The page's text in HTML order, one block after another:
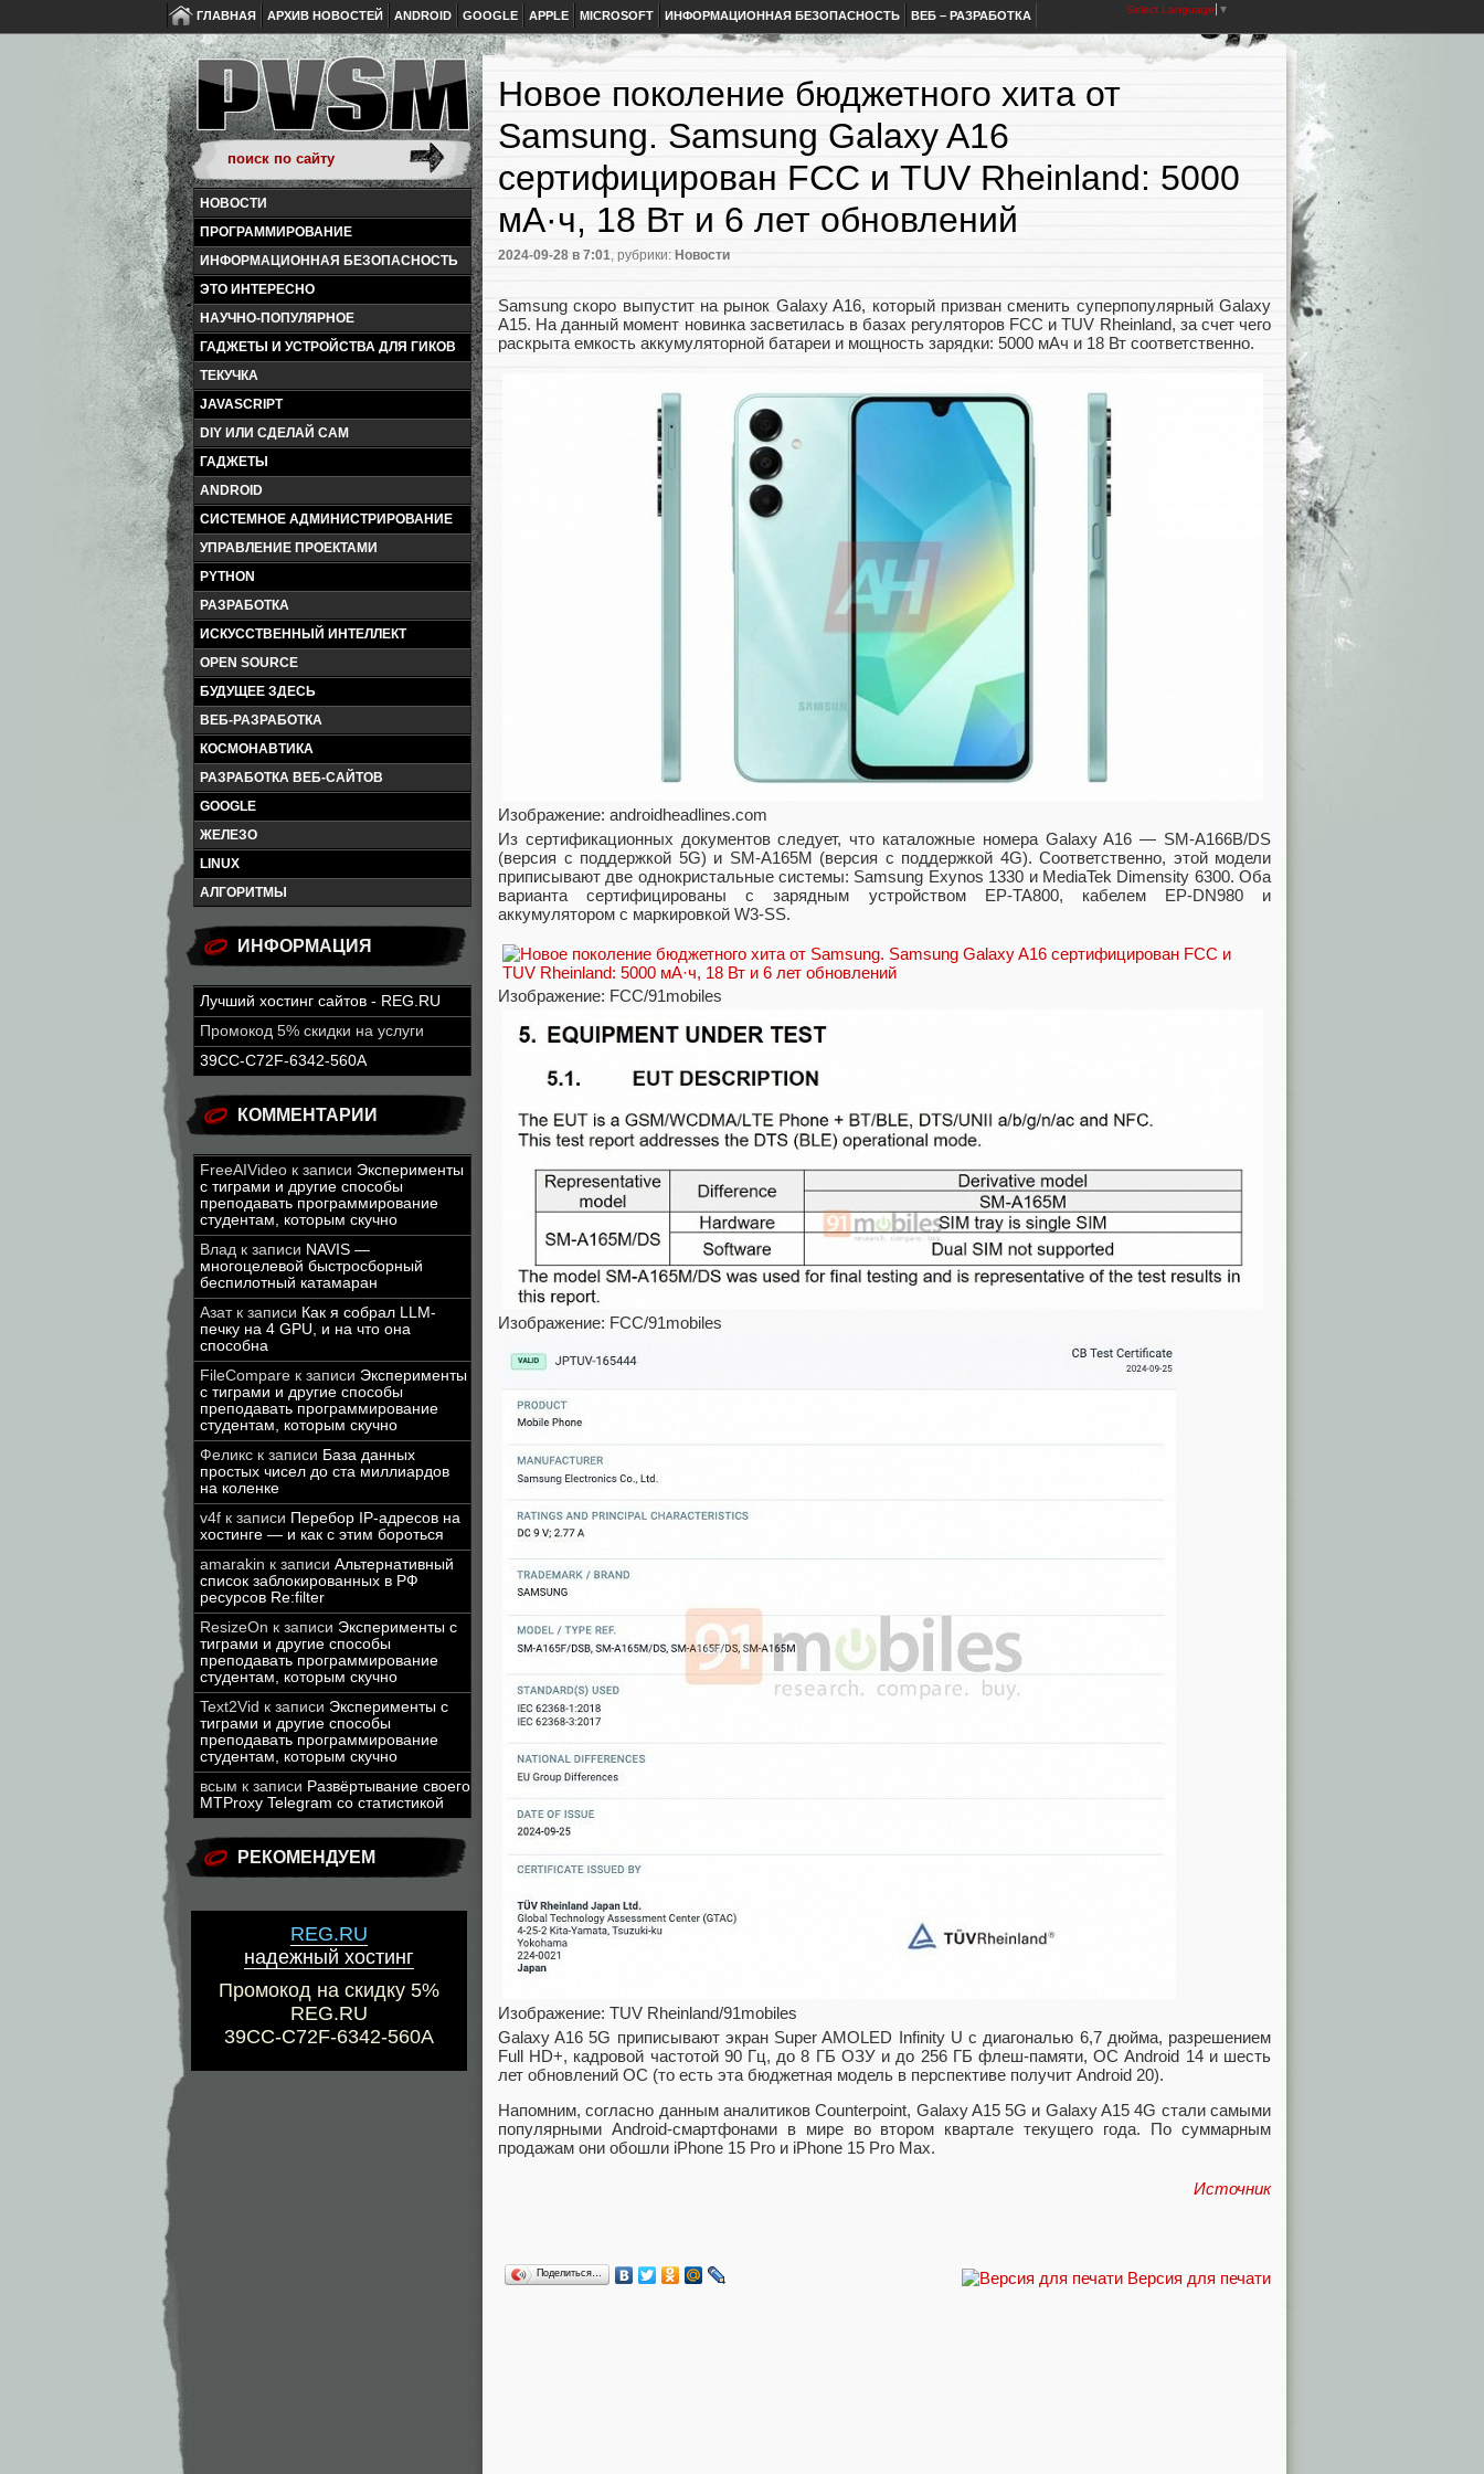
ГЛАВНАЯ АРХИВ НОВОСТЕЙ ANDROID GOOGLE APPLE MICROSOFT ИНФОРМАЦИОННАЯ БЕЗОПАСНОСТЬ ВЕБ – РАЗРАБОТКА Select Language ▼
НОВОСТИ
ПРОГРАММИРОВАНИЕ
ИНФОРМАЦИОННАЯ БЕЗОПАСНОСТЬ
ЭТО ИНТЕРЕСНО
НАУЧНО-ПОПУЛЯРНОЕ
ГАДЖЕТЫ И УСТРОЙСТВА ДЛЯ ГИКОВ
ТЕКУЧКА
JAVASCRIPT
DIY ИЛИ СДЕЛАЙ САМ
ГАДЖЕТЫ
ANDROID
СИСТЕМНОЕ АДМИНИСТРИРОВАНИЕ
УПРАВЛЕНИЕ ПРОЕКТАМИ
PYTHON
РАЗРАБОТКА
ИСКУССТВЕННЫЙ ИНТЕЛЛЕКТ
OPEN SOURCE
БУДУЩЕЕ ЗДЕСЬ
ВЕБ-РАЗРАБОТКА
КОСМОНАВТИКА
РАЗРАБОТКА ВЕБ-САЙТОВ
GOOGLE
ЖЕЛЕЗО
LINUX
АЛГОРИТМЫ
ИНФОРМАЦИЯ
Лучший хостинг сайтов - REG.RU
Промокод 5% скидки на услуги
39CC-C72F-6342-560A
КОММЕНТАРИИ
FreeAIVideo к записи Эксперименты
с тиграми и другие способы
преподавать программирование
студентам, которым скучно
Влад к записи NAVIS —
многоцелевой быстросборный
беспилотный катамаран
Азатк записи Как я собрал LLM-
печку на 4 GPU, и на что она
способна
FileCompare к записи Эксперименты
с тиграми и другие способы
преподавать программирование
студентам, которым скучно
Феликс к записи База данных
простых чисел до ста миллиардов
на коленке
v4f к записи Перебор IP-адресов на
хостинге — и как с этим бороться
amarakin к записи Альтернативный
список заблокированных в РФ
ресурсов Re:filter
ResizeOn к записи Эксперименты с
тиграми и другие способы
преподавать программирование
студентам, которым скучно
Text2Vid к записи Эксперименты с
тиграми и другие способы
преподавать программирование
студентам, которым скучно
всым к записи Развёртывание своего
MTProxy Telegram со статистикой
РЕКОМЕНДУЕМ
REG.RU
надежный хостинг
Промокод на скидку 5%
REG.RU
39CC-C72F-6342-560A
Новое поколение бюджетного хита от
Samsung. Samsung Galaxy A16
сертифицирован FCC и TUV Rheinland: 5000
мА·ч, 18 Вт и 6 лет обновлений
2024-09-28 в 7:01, рубрики: Новости
Samsung скоро выпустит на рынок Galaxy A16, который призван сменить суперпопулярный Galaxy
A15. На данный момент новинка засветилась в базах регуляторов FCC и TUV Rheinland, за счет чего
раскрыта емкость аккумуляторной батареи и мощность зарядки: 5000 мАч и 18 Вт соответственно.
Изображение: androidheadlines.com
Из сертификационных документов следует, что каталожные номера Galaxy A16 — SM-A166B/DS
(версия с поддержкой 5G) и SM-A165M (версия с поддержкой 4G). Соответственно, этой модели
приписывают две однокристальные системы: Samsung Exynos 1330 и MediaTek Dimensity 6300. Оба
варианта сертифицированы с зарядным устройством EP-TA800, кабелем EP-DN980 и
аккумулятором с маркировкой W3-SS.
Изображение: FCC/91mobiles
Изображение: FCC/91mobiles
Изображение: TUV Rheinland/91mobiles
Galaxy A16 5G приписывают экран Super AMOLED Infinity U c диагональю 6,7 дюйма, разрешением
Full HD+, кадровой частотой 90 Гц, до 8 ГБ ОЗУ и до 256 ГБ флеш-памяти, ОС Android 14 и шесть
лет обновлений ОС (то есть эта бюджетная модель в перспективе получит Android 20).
Напомним, согласно данным аналитиков Counterpoint, Galaxy A15 5G и Galaxy A15 4G стали самыми
популярными Android-смартфонами в мире во втором квартале текущего года. По суммарным
продажам они обошли iPhone 15 Pro и iPhone 15 Pro Max.
Источник
Версия для печати
Поделиться…